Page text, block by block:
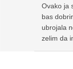
Ovako ja
bas
ubrojala
zelim da